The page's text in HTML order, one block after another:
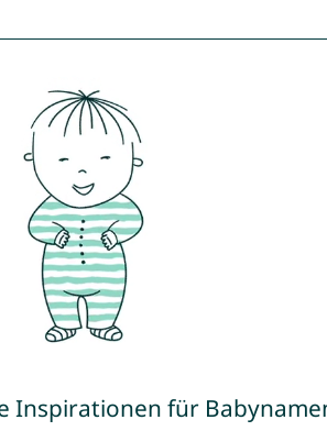
Inspirationen für